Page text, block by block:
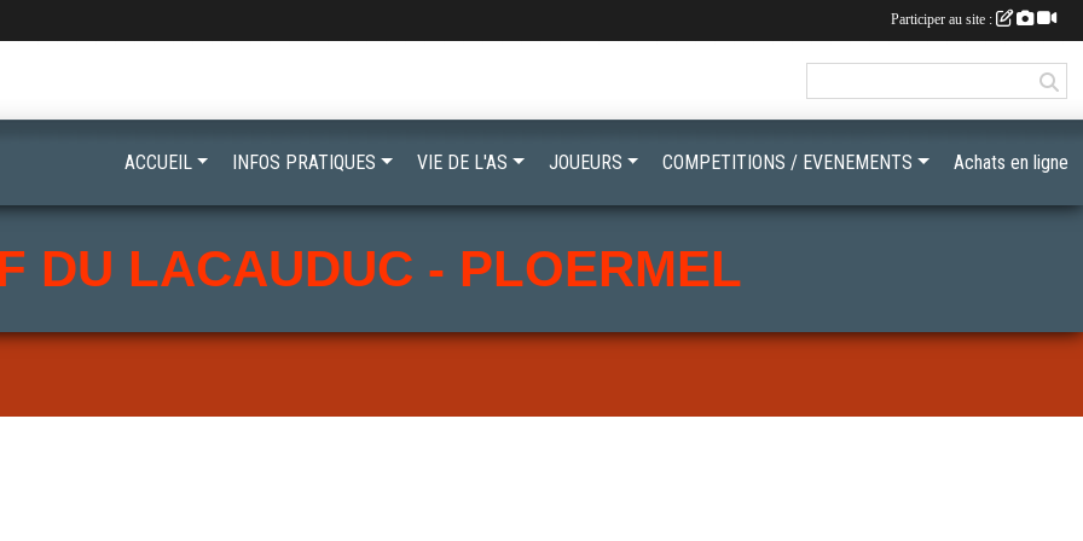
DU LACAUDUC - PLOERMEL
ACCUEIL INFOS PRATIQUES VIE DE L'AS JOUEURS COMPETITIONS / EVENEMENTS Achats en ligne
Participer au site :